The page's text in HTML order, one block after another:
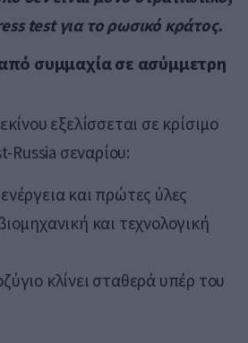
test για το ρωσικό κράτος.
συμμαχία σε ασύμμετρη
εξελίσσεται σε κρίσιμο
σεναρίου:
και πρώτες ύλες
και τεχνολογική
κλίνει σταθερά υπέρ του